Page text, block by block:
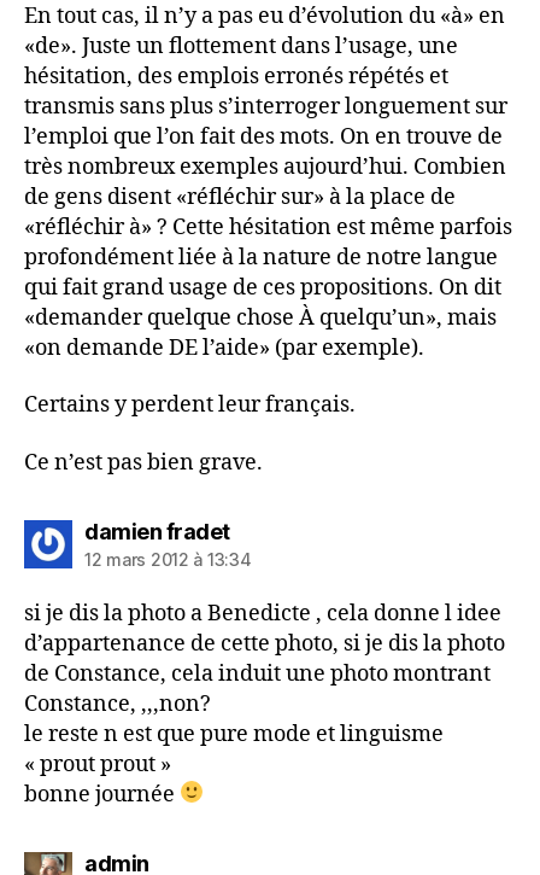
En tout cas, il n’y a pas eu d’évolution du «à» en
«de». Juste un flottement dans l’usage, une
hésitation, des emplois erronés répétés et
transmis sans plus s’interroger longuement sur
l’emploi que l’on fait des mots. On en trouve de
très nombreux exemples aujourd’hui. Combien
de gens disent «réfléchir sur» à la place de
«réfléchir à» ? Cette hésitation est même parfois
profondément liée à la nature de notre langue
qui fait grand usage de ces propositions. On dit
«demander quelque chose À quelqu’un», mais
«on demande DE l’aide» (par exemple).
Certains y perdent leur français.
Ce n’est pas bien grave.
damien fradetdit :
12 mars 2012 à 13:34
si je dis la photo a Benedicte , cela donne l idee
d’appartenance de cette photo, si je dis la photo
de Constance, cela induit une photo montrant
Constance, ,,,non?
le reste n est que pure mode et linguisme
« prout prout »
bonne journée
admindit :